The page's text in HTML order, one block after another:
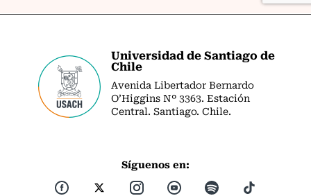
Universidad de Santiago de
Chile
Avenida Libertador Bernardo
O’Higgins Nº 3363. Estación
Central. Santiago. Chile.
Síguenos en: